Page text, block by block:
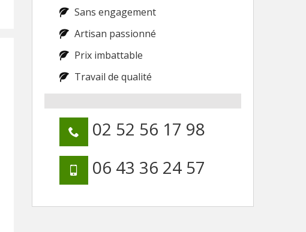
Sans engagement
Artisan passionné
Prix imbattable
Travail de qualité
02 52 56 17 98
06 43 36 24 57